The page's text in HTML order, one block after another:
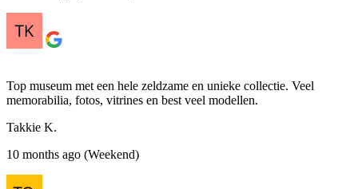
Top museum met een hele zeldzame en unieke collectie. Veel
memorabilia, fotos, vitrines en best veel modellen.
Takkie K.
10 months ago (Weekend)